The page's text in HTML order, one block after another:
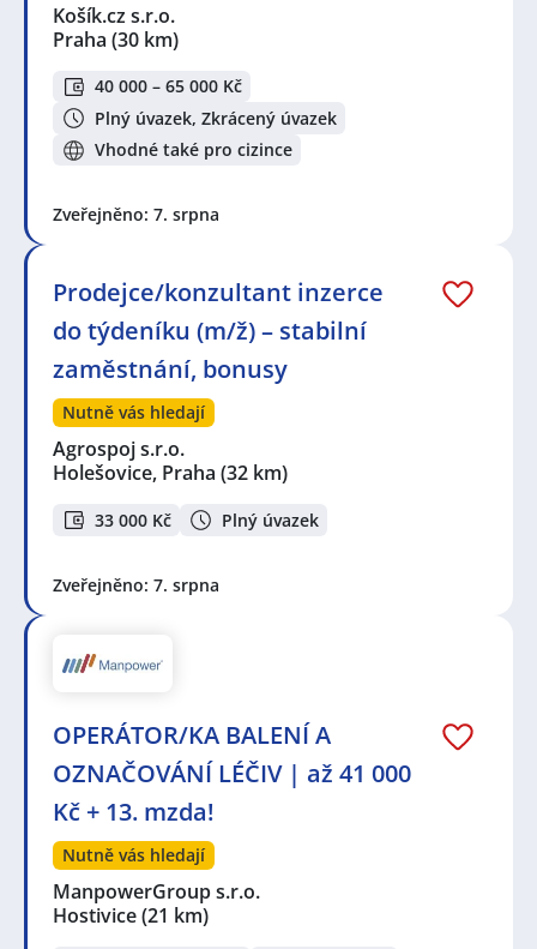
Košík.cz s.r.o.
Praha (30 km)
40 000 – 65 000 Kč
Plný úvazek, Zkrácený úvazek
Vhodné také pro cizince
Zveřejněno: 7. srpna
Prodejce/konzultant inzerce
do týdeníku (m/ž) – stabilní
zaměstnání, bonusy
Nutně vás hledají
Agrospoj s.r.o.
Holešovice, Praha (32 km)
33 000 Kč Plný úvazek
Zveřejněno: 7. srpna
OPERÁTOR/KA BALENÍ A
OZNAČOVÁNÍ LÉČIV | až 41 000
Kč + 13. mzda!
Nutně vás hledají
ManpowerGroup s.r.o.
Hostivice(21 km)